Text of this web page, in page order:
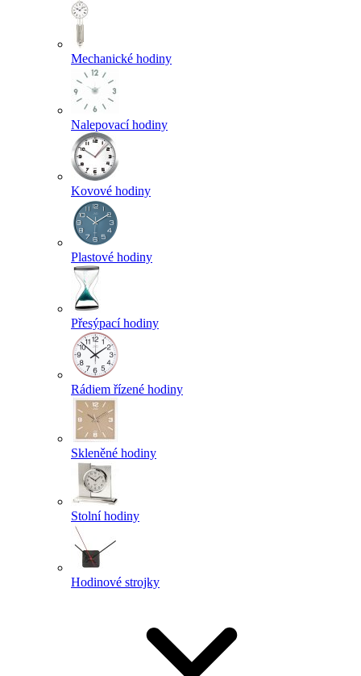
Mechanické hodiny
Nalepovací hodiny
Kovové hodiny
Plastové hodiny
Přesýpací hodiny
Rádiem řízené hodiny
Skleněné hodiny
Stolní hodiny
Hodinové strojky